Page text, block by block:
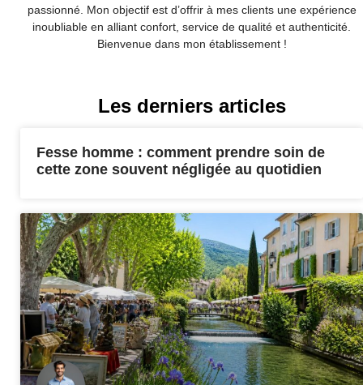
passionné. Mon objectif est d’offrir à mes clients une expérience
inoubliable en alliant confort, service de qualité et authenticité.
Bienvenue dans mon établissement !
Les derniers articles
Fesse homme : comment prendre soin de
cette zone souvent négligée au quotidien